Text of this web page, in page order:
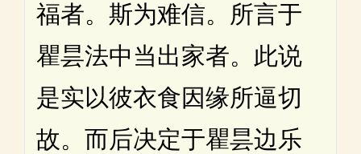
福者。斯为难信。所言于
瞿昙法中当出家者。此说
是实以彼衣食因缘所逼切
故。而后决定于瞿昙边乐